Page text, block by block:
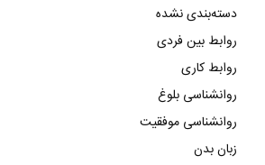
دسته‌بندی نشده
روابط بین فردی
روابط کاری
روانشناسی بلوغ
روانشناسی موفقیت
زبان بدن